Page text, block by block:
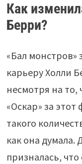
Как
Берри?
«Бал монстров»
карьеру Холли
несмотря на
«Оскар» за
такого
как она думала.
призналась,